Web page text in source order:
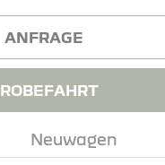
Neuwagen
ANFRAGE